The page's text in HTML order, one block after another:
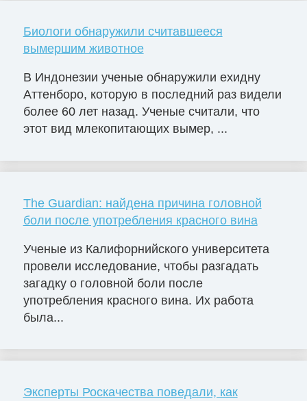
Биологи обнаружили считавшееся
вымершим животное
В Индонезии ученые обнаружили ехидну
Аттенборо, которую в последний раз видели
более 60 лет назад. Ученые считали, что
этот вид млекопитающих вымер, ...
The Guardian: найдена причина головной
боли после употребления красного вина
Ученые из Калифорнийского университета
провели исследование, чтобы разгадать
загадку о головной боли после
употребления красного вина. Их работа
была...
Эксперты Роскачества поведали, как